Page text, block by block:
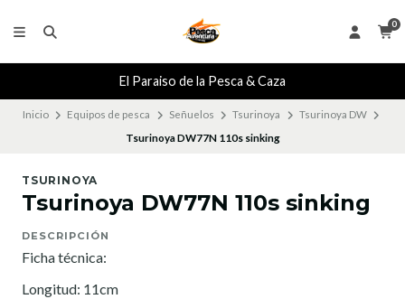
0
El Paraiso de la Pesca & Caza
Inicio Equipos de pesca Señuelos Tsurinoya
Tsurinoya DW
Tsurinoya DW77N 110s sinking
TSURINOYA
Tsurinoya DW77N 110s sinking
DESCRIPCIÓN
Ficha técnica:
Longitud: 11cm